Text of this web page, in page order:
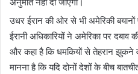
अनुमति नहीं दी जाएगी।
उधर ईरान की ओर से भी अमेरिकी
ईरानी अधिकारियों ने अमेरिका पर दबाव
और कहा है कि धमकियों से तेहरान झुकने
मानना है कि यदि दोनों देशों के बीच